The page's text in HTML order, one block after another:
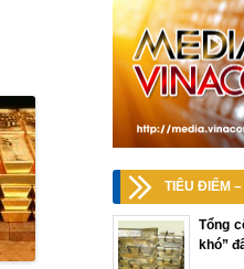
TIÊU ĐIỂM
Tổng
khó”